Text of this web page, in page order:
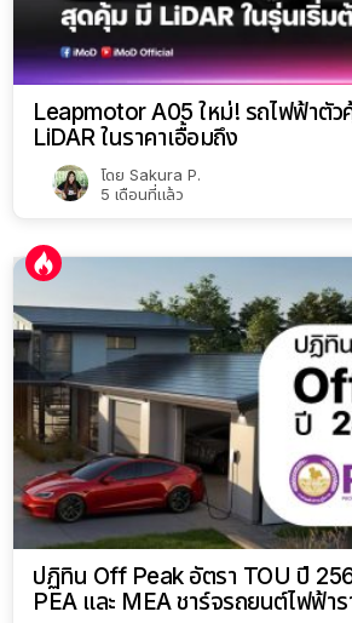
Leapmotor A05 ใหม่! รถไฟฟ้าตัว
LiDAR ในราคาเอื้อมถึง
โดย Sakura P.
5 เดือนที่แล้ว
ปฏิทิน Off Peak อัตรา TOU ปี
PEA และ MEA ชาร์จรถยนต์ไฟฟ้า